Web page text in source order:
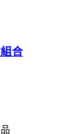
合